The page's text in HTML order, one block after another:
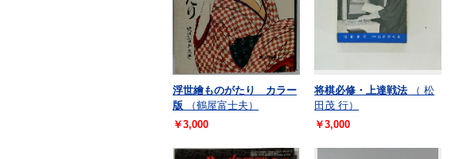
浮世繪ものがたり カラー
版
（鶴屋富士夫）
￥3,000
将棋必修・上達戦法
（ 松
田茂 行）
￥3,000